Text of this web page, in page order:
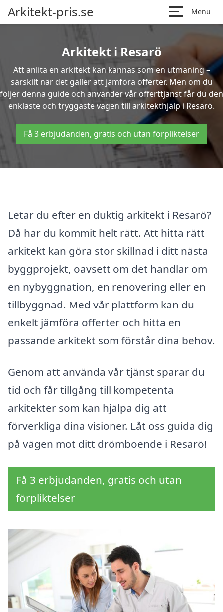
Arkitekt-pris.se Menu
Arkitekt i Resarö
Att anlita en arkitekt kan kännas som en utmaning –
särskilt när det gäller att jämföra offerter. Men om du
följer denna guide och använder vår offerttjänst får du den
enklaste och tryggaste vägen till arkitekthjälp i Resarö.
Få 3 erbjudanden, gratis och utan förpliktelser
Letar du efter en duktig arkitekt i Resarö?
Då har du kommit helt rätt. Att hitta rätt
arkitekt kan göra stor skillnad i ditt nästa
byggprojekt, oavsett om det handlar om
en nybyggnation, en renovering eller en
tillbyggnad. Med vår plattform kan du
enkelt jämföra offerter och hitta en
passande arkitekt som förstår dina behov.
Genom att använda vår tjänst sparar du
tid och får tillgång till kompetenta
arkitekter som kan hjälpa dig att
förverkliga dina visioner. Låt oss guida dig
på vägen mot ditt drömboende i Resarö!
Få 3 erbjudanden, gratis och utan
förpliktelser